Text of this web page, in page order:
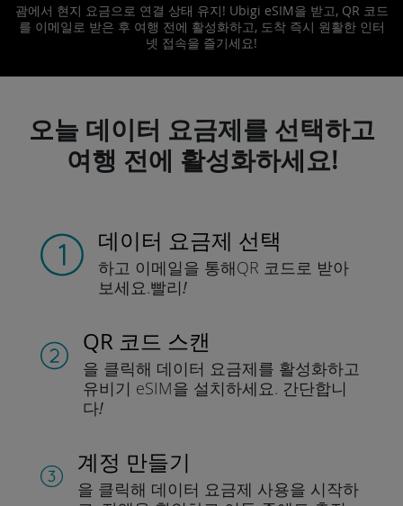
괌에서 현지 요금으로 연결 상태 유지! Ubigi eSIM을 받고, QR 코드
를 이메일로 받은 후 여행 전에 활성화하고, 도착 즉시 원활한 인터
넷 접속을 즐기세요!
오늘 데이터 요금제를 선택하고
여행 전에 활성화하세요!
데이터 요금제 선택
하고 이메일을 통해QR 코드로 받아
보세요.빨리!
QR 코드 스캔
을 클릭해 데이터 요금제를 활성화하고
유비기 eSIM을 설치하세요. 간단합니
다!
계정 만들기
을 클릭해 데이터 요금제 사용을 시작하